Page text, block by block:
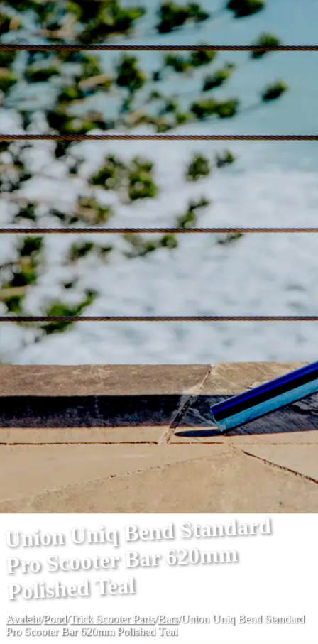
Union Uniq Bend Standard
Pro Scooter Bar 620mm
Polished Teal
Avaleht/Pood/Trick Scooter Parts/Bars/Union Uniq Bend Standard
Pro Scooter Bar 620mm Polished Teal